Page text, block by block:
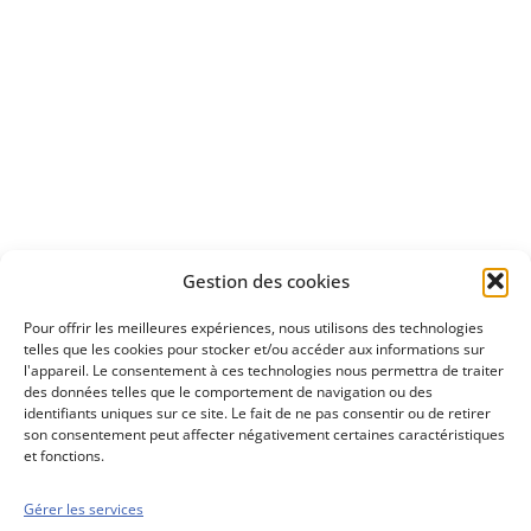
Gestion des cookies
Pour offrir les meilleures expériences, nous utilisons des technologies
telles que les cookies pour stocker et/ou accéder aux informations sur
l'appareil. Le consentement à ces technologies nous permettra de traiter
des données telles que le comportement de navigation ou des
identifiants uniques sur ce site. Le fait de ne pas consentir ou de retirer
son consentement peut affecter négativement certaines caractéristiques
et fonctions.
Gérer les services
Découvrez
Conseils boursiers depuis 1952